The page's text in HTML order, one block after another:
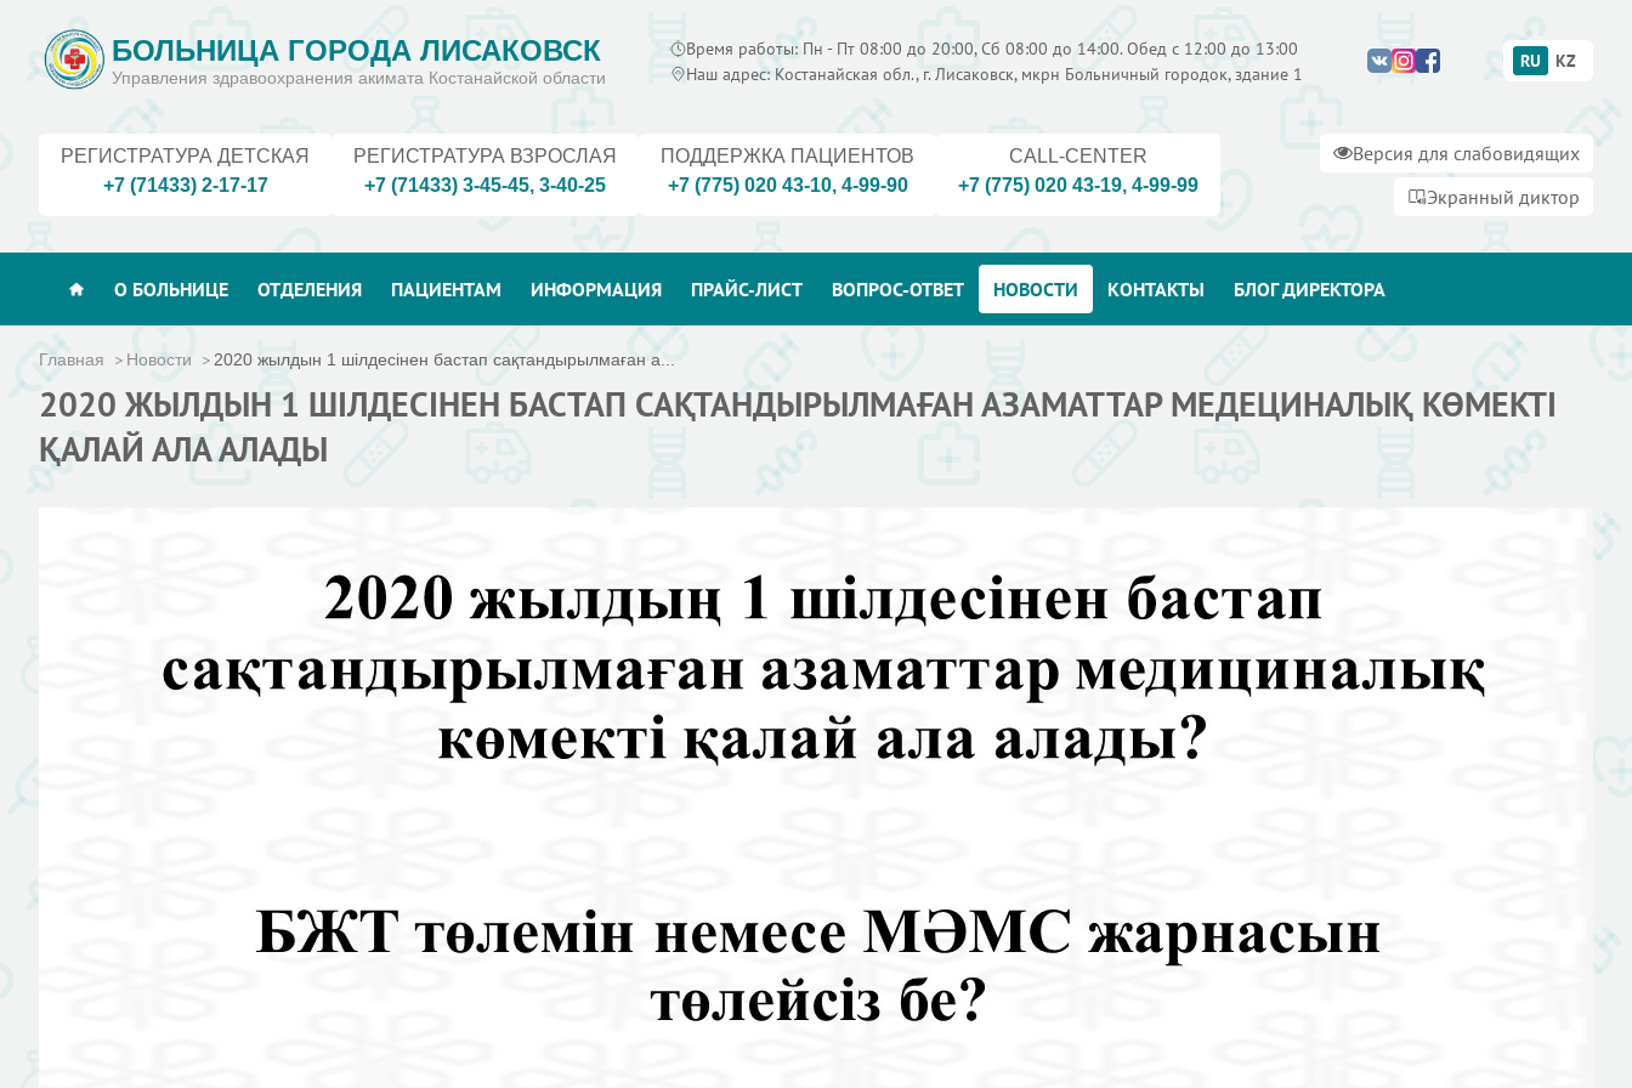
БОЛЬНИЦА ГОРОДА ЛИСАКОВСК
Управления здравоохранения акимата Костанайской области
Время работы: Пн - Пт 08:00 до 20:00, Сб 08:00 до 14:00. Обед с 12:00 до 13:00
Наш адрес: Костанайская обл., г. Лисаковск, мкрн Больничный городок, здание 1
RU KZ
РЕГИСТРАТУРА ДЕТСКАЯ
+7 (71433) 2-17-17
РЕГИСТРАТУРА ВЗРОСЛАЯ
+7 (71433) 3-45-45, 3-40-25
ПОДДЕРЖКА ПАЦИЕНТОВ
+7 (775) 020 43-10, 4-99-90
CALL-CENTER
+7 (775) 020 43-19, 4-99-99
Версия для слабовидящих
Экранный диктор
О БОЛЬНИЦЕ ОТДЕЛЕНИЯ ПАЦИЕНТАМ ИНФОРМАЦИЯ ПРАЙС-ЛИСТ ВОПРОС-ОТВЕТ НОВОСТИ КОНТАКТЫ БЛОГ ДИРЕКТОРА
Главная Новости 2020 жылдын 1 шілдесінен бастап сақтандырылмаған а...
2020 ЖЫЛДЫН 1 ШІЛДЕСІНЕН БАСТАП САҚТАНДЫРЫЛМАҒАН АЗАМАТТАР МЕДЕЦИНАЛЫҚ КӨМЕКТІ
ҚАЛАЙ АЛА АЛАДЫ